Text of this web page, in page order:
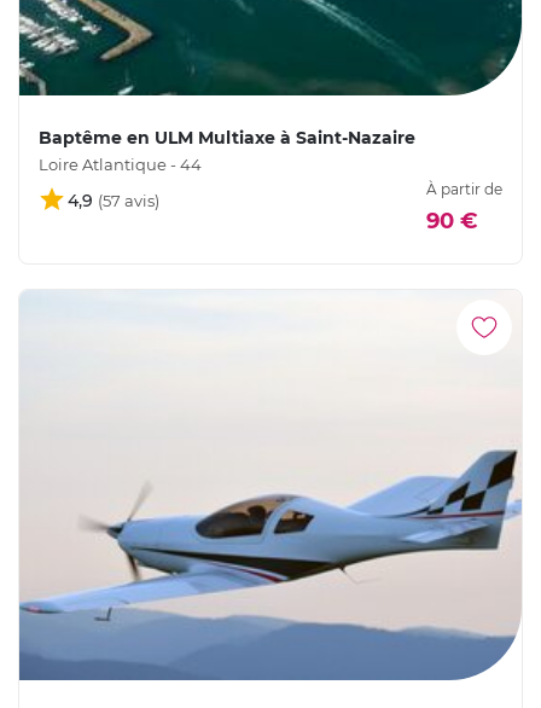
Baptême en ULM Multiaxe à Saint-Nazaire
Loire Atlantique - 44
4,9
À partir de
90 €